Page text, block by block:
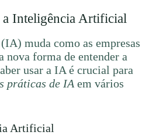
a Inteligência Artificial
muda como as empresas
nova forma de entender a
usar a IA é crucial para
práticas de IA em vários
Artificial